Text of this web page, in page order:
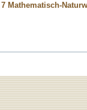
7 Mathematisch-